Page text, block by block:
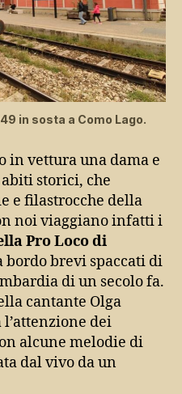
in sosta a Como Lago.
in vettura una dama e
storici, che
e filastrocche della
noi viaggiano infatti i
Pro Loco di
bordo brevi spaccati di
di un secolo fa.
cantante Olga
dei
alcune melodie di
dal vivo da un